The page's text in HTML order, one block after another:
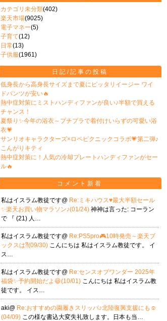
カテゴリ未分類(402)
楽天市場(9025)
電子マネー(5)
子育て(12)
日常(13)
子供服(1961)
日記/記事の投稿
低身長から高身長サイズまで夏にピッタリイージー ワイ
ドパンツが安い🔥
熱中症対策にミストハンディファンが良い♪半額で買える
チャンス！
夏祭り✨今年の浴衣～プチプラで着付けいらずの可愛い浴
衣💗
サンリオキャラクターズ×ロペピクニックコラボ💗第二弾♪
こんがりキティ
熱中症対策に！人気の冷却プレートハンディファンがセー
ル🔥
コメント新着
私はイスラム教徒です@ Re:ミキハウス♥️最大半額セール
✨楽天お買い物マラソン♪(01/24) 神神は言った: コーラン
で 『 (21) 人…
私はイスラム教徒です@ Re:PS5pro🎮10時発売～楽天ブ
ックスは⁈(09/30) こんにちは 私はイスラム教徒です。 イ
ス…
私はイスラム教徒です@ Re:センスオブワンダー 2025年
福袋✨予約開始だよ😆(10/01) こんにちは 私はイスラム教
徒です。 イス…
aki@ Re:おすすめの園履きスリッパ♪北陸復興支援にも☺
(04/09) この様な書込大変失礼致します。日本も当…